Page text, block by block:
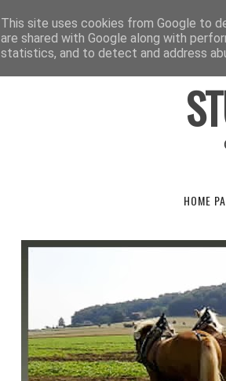
HOME
This site uses cookies from Google to
are shared with Google along with
statistics, and to detect and address